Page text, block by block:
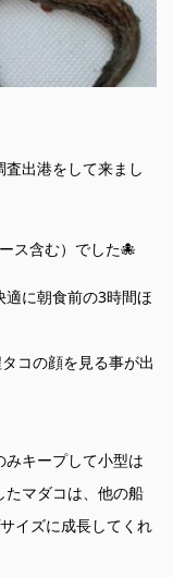
出港をして来まし
ス含む）でした🐙
に朝食前の3時間ほ
コの顔を見る事が出
キープして小型は
たマダコは、他の船
イズに成長してくれ